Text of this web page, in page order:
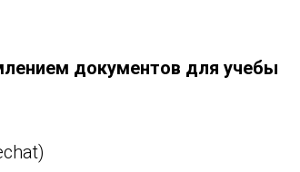
документов для учебы